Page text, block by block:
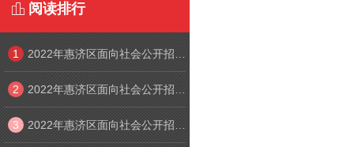
 阅读排行
1 2022年惠济区面向社会公开招聘中小学幼儿园教师线上笔试考生须知
2 2022年惠济区面向社会公开招聘中小学幼儿园教师线上笔试系统操作手册
3 2022年惠济区面向社会公开招聘中小学幼儿园教师线上面试考生须知